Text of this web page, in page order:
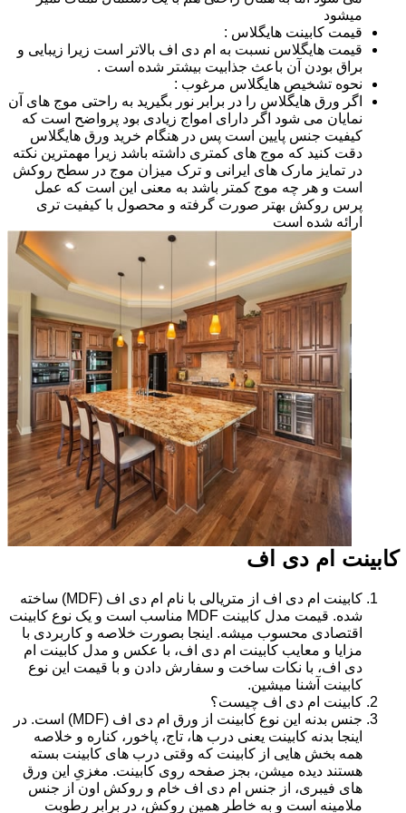
میشود
قیمت کابینت هایگلاس :
قیمت هایگلاس نسبت به ام دی اف بالاتر است زیرا زیبایی و
براق بودن آن باعث جذابیت بیشتر شده است .
نحوه تشخیص هایگلاس مرغوب :
اگر ورق هایگلاس را در برابر نور بگیرید به راحتی موج های آن
نمایان می شود اگر دارای امواج زیادی بود پرواضح است که
کیفیت جنس پایین است پس در هنگام خرید ورق هایگلاس
دقت کنید که موج های کمتری داشته باشد زیرا مهمترین نکته
در تمایز مارک های ایرانی و ترک میزان موج در سطح روکش
است و هر چه موج کمتر باشد به معنی این است که عمل
پرس روکش بهتر صورت گرفته و محصول با کیفیت تری
ارائه شده است
کابینت ام دی اف
کابینت ام دی اف از متریالی با نام ام دی اف (MDF) ساخته
شده. قیمت مدل کابینت MDF مناسب است و یک نوع کابینت
اقتصادی محسوب میشه. اینجا بصورت خلاصه و کاربردی با
مزایا و معایب کابینت ام دی اف، با عکس و مدل کابینت ام
دی اف، با نکات ساخت و سفارش دادن و با قیمت این نوع
کابینت آشنا میشین.
کابینت ام دی اف چیست؟
جنس بدنه این نوع کابینت از ورق ام دی اف (MDF) است. در
اینجا بدنه کابینت یعنی درب ها، تاج، پاخور، کناره و خلاصه
همه بخش هایی از کابینت که وقتی درب های کابینت بسته
هستند دیده میشن، بجز صفحه روی کابینت. مغزیِ این ورق
های فیبری، از جنس ام دی اف خام و روکش اون از جنس
ملامینه است و به خاطر همین روکش، در برابر رطوبت